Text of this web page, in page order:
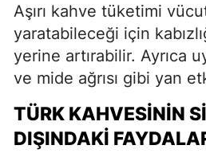
Aşırı kahve tüketimi
yaratabileceği için
yerine artırabilir. Ayrıca
ve mide ağrısı gibi yan
TÜRK KAHVESININ
DIŞINDAKI